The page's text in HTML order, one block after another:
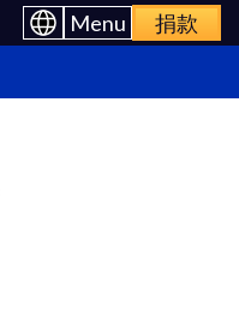
Menu 捐款